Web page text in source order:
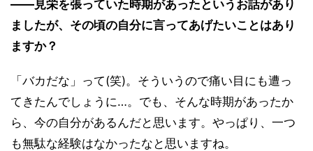
――見栄を張っていた時期があったというお話があり
ましたが、その頃の自分に言ってあげたいことはあり
ますか？
「バカだな」って(笑)。そういうので痛い目にも遭っ
てきたんでしょうに…。でも、そんな時期があったか
ら、今の自分があるんだと思います。やっぱり、一つ
も無駄な経験はなかったなと思いますね。